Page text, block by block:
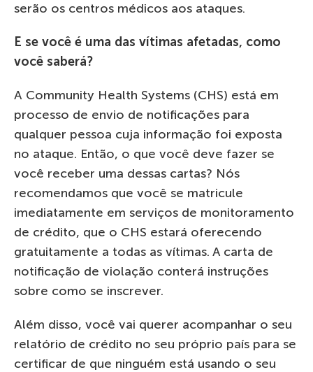
serão os centros médicos aos ataques.
E se você é uma das vítimas afetadas, como
você saberá?
A Community Health Systems (CHS) está em
processo de envio de notificações para
qualquer pessoa cuja informação foi exposta
no ataque. Então, o que você deve fazer se
você receber uma dessas cartas? Nós
recomendamos que você se matricule
imediatamente em serviços de monitoramento
de crédito, que o CHS estará oferecendo
gratuitamente a todas as vítimas. A carta de
notificação de violação conterá instruções
sobre como se inscrever.
Além disso, você vai querer acompanhar o seu
relatório de crédito no seu próprio país para se
certificar de que ninguém está usando o seu